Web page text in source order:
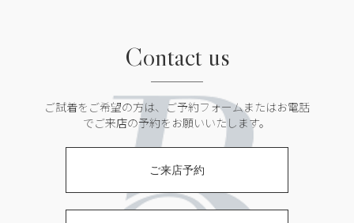
Contact us
ご試着をご希望の方は、ご予約フォームまたはお電話
でご来店の予約をお願いいたします。
ご来店予約